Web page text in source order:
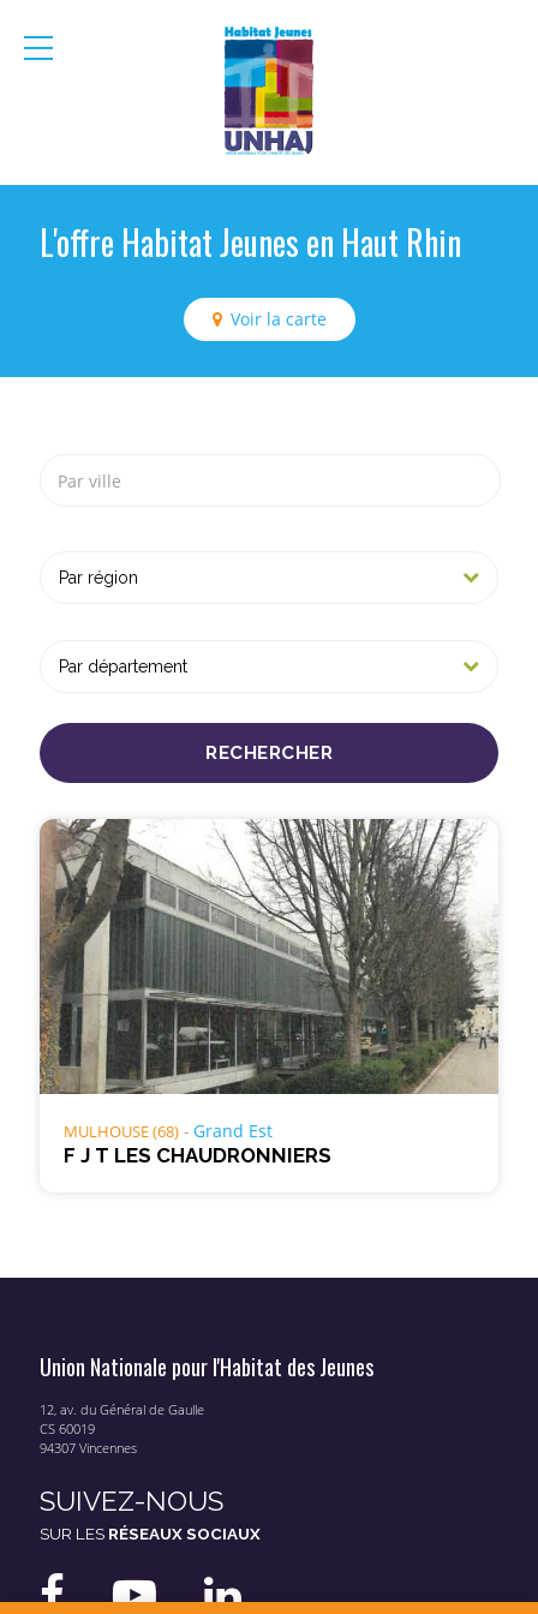
menu
L'offre Habitat Jeunes en Haut Rhin
Voir la carte
Par ville
RECHERCHER
MULHOUSE (68) Grand Est
F J T LES CHAUDRONNIERS
Union Nationale pour l'Habitat des Jeunes
12, av. du Général de Gaulle
CS 60019
94307 Vincennes
SUIVEZ-NOUS
SUR LES RÉSEAUX SOCIAUX